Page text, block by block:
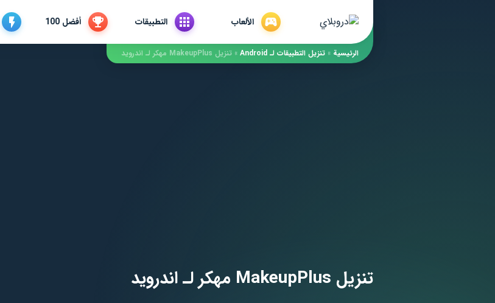
الألعاب التطبيقات أفضل 100
الرئيسية » ​تنزيل التطبيقات لـ ​Android » تنزيل MakeupPlus مهكر لـ اندرويد
تنزيل MakeupPlus مهكر لـ اندرويد